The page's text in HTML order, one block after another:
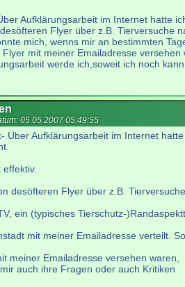
Aufklärungsarbeit im Internet hatte
Flyer über z.B. Tierversuche
mich, wenns mir an bestimmten
mit meiner Emailadresse
werde ich,soweit ich noch
05.05.2007 05:49:55
Über Aufklärungsarbeit im Internet hatte
desöfteren Flyer über z.B. Tierversuche
ein (typisches Tierschutz-
mit meiner Emailadresse verteilt. So
meiner Emailadresse versehen waren,
auch ihre Fragen oder auch Kritiken